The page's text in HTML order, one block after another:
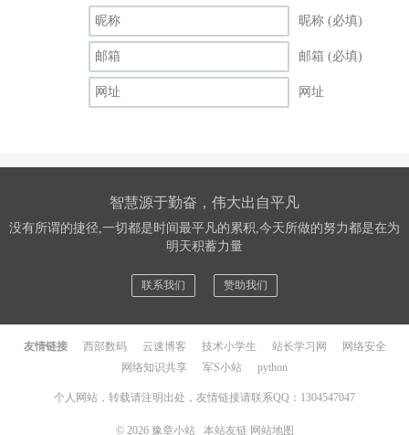
昵称 (必填)
邮箱 (必填)
网址
智慧源于勤奋，伟大出自平凡
没有所谓的捷径,一切都是时间最平凡的累积,今天所做的努力都是在为
明天积蓄力量
联系我们 赞助我们
友情链接 西部数码 云速博客 技术小学生 站长学习网
网络安全
网络知识共享
军S小站 python
个人网站，转载请注明出处，友情链接请联系QQ：1304547047
© 2026 豫章小站 本站友链 网站地图